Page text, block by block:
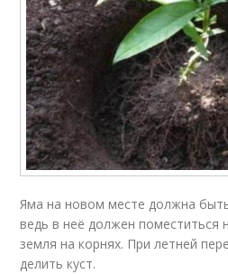
Яма на новом месте должна
ведь в неё должен поместиться
земля на корнях. При летней
делить куст.